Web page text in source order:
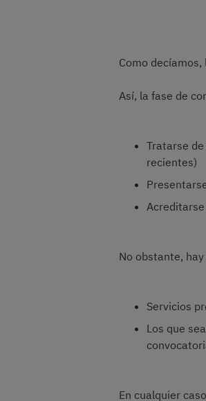
Como
Así, la fase de
Tratarse
recientes)
No obstante,
Servicios
Los que
En cualquier